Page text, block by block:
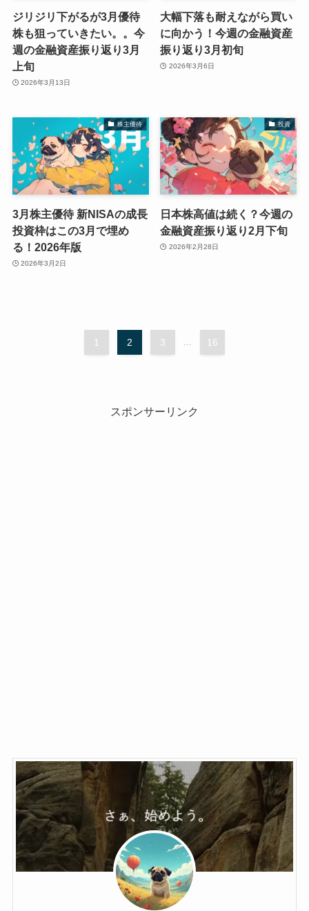
ジリジリ下がるが3月優待
株も狙っていきたい。。今
週の金融資産振り返り3月
上旬
2026年3月13日
大幅下落も耐えながら買い
に向かう！今週の金融資産
振り返り3月初旬
2026年3月6日
株主優待
3月株主優待 新NISAの成長
投資枠はこの3月で埋め
る！2026年版
2026年3月2日
投資
日本株高値は続く？今週の
金融資産振り返り2月下旬
2026年2月28日
1 2 3 16
スポンサーリンク